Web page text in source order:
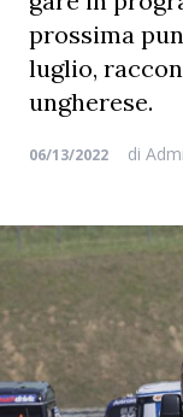
prossima
luglio,
ungherese.
06/13/2022 di